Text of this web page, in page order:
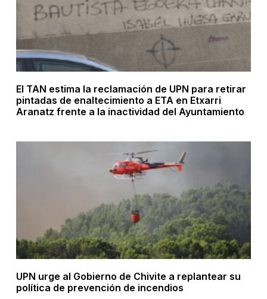
El TAN estima la reclamación de UPN para retirar
pintadas de enaltecimiento a ETA en Etxarri
Aranatz frente a la inactividad del Ayuntamiento
UPN urge al Gobierno de Chivite a replantear su
política de prevención de incendios